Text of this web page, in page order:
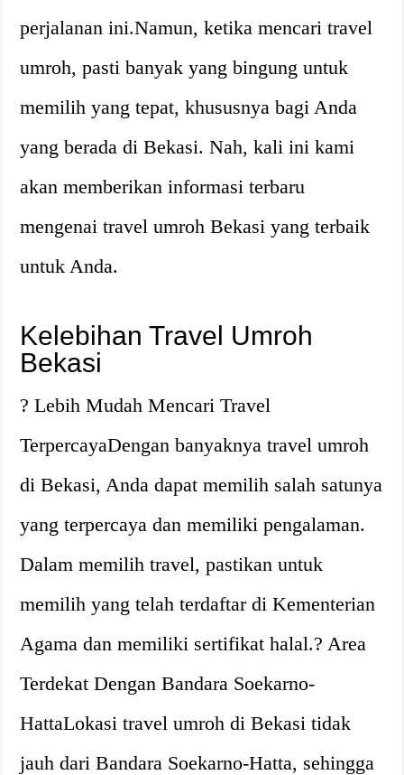
perjalanan ini.Namun, ketika mencari travel
umroh, pasti banyak yang bingung untuk
memilih yang tepat, khususnya bagi Anda
yang berada di Bekasi. Nah, kali ini kami
akan memberikan informasi terbaru
mengenai travel umroh Bekasi yang terbaik
untuk Anda.
Kelebihan Travel Umroh
Bekasi
? Lebih Mudah Mencari Travel
TerpercayaDengan banyaknya travel umroh
di Bekasi, Anda dapat memilih salah satunya
yang terpercaya dan memiliki pengalaman.
Dalam memilih travel, pastikan untuk
memilih yang telah terdaftar di Kementerian
Agama dan memiliki sertifikat halal.? Area
Terdekat Dengan Bandara Soekarno-
HattaLokasi travel umroh di Bekasi tidak
jauh dari Bandara Soekarno-Hatta, sehingga